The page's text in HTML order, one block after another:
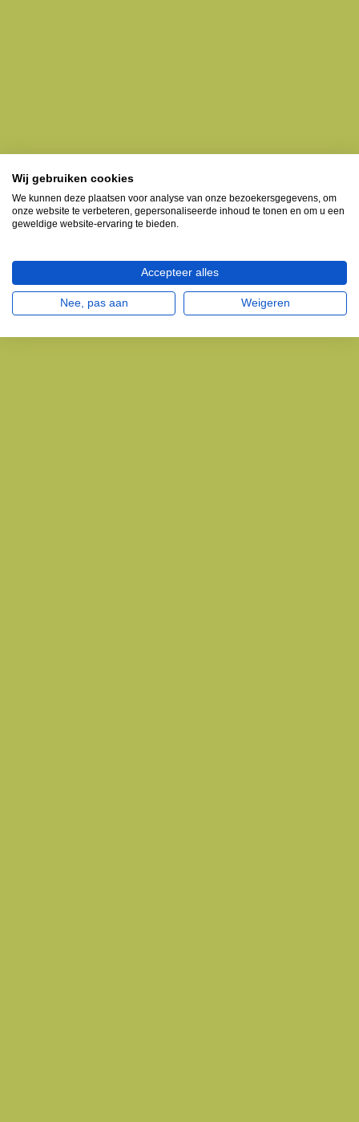
Wij gebruiken cookies
We kunnen deze plaatsen voor analyse van onze bezoekersgegevens, om
onze website te verbeteren, gepersonaliseerde inhoud te tonen en om u een
geweldige website-ervaring te bieden.
Accepteer alles
Nee, pas aan Weigeren